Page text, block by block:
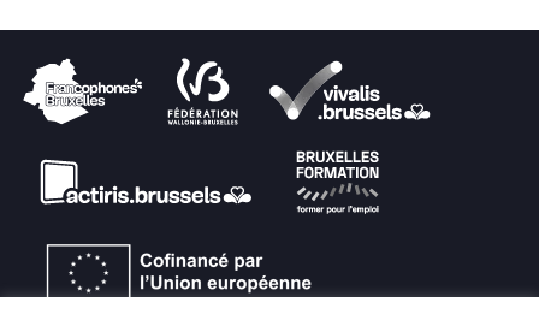
Format numérique
Je commande au numéro
Édition papier (livraison en Belgique
uniquement)